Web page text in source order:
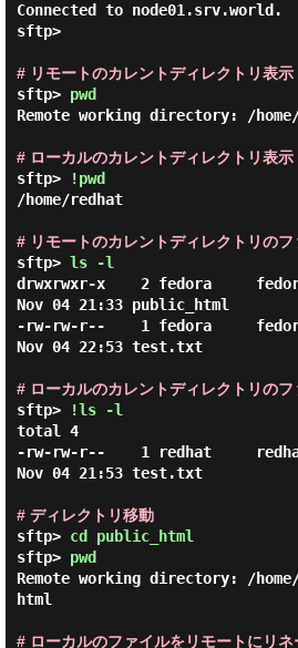
Connected to node01.srv.world.
sftp>
# リモートのカレントディレクトリ表示
sftp> pwd
Remote working directory: /
# ローカルのカレントディレクトリ表示
sftp>
!pwd
/home/redhat
# リモートのカレントディレクトリの
sftp> ls -l
drwxrwxr-x    2 fedora
Nov 04 21:33 public_html
-rw-rw-r--    1 fedora
Nov 04 22:53 test.txt
# ローカルのカレントディレクトリの
sftp>
!ls -l
total 4
-rw-rw-r--    1 redhat
Nov 04 21:53 test.txt
# ディレクトリ移動
sftp> cd public_html
sftp> pwd
Remote working directory: /
html
# ローカルのファイルをリモートにリ